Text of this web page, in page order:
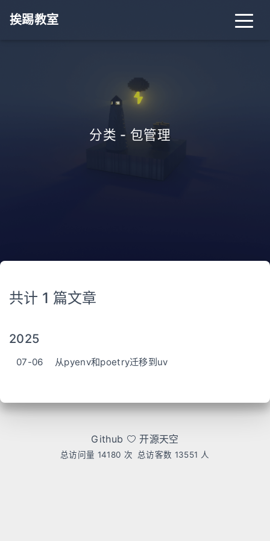
挨踢教室
分类 - 包管理
共计 1 篇文章
2025
07-06 从pyenv和poetry迁移到uv
Github 开源天空
总访问量 14180 次 总访客数 13551 人